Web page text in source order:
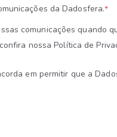
da Dadosfera.*
comunicações quando
nossa Política de
em permitir que a